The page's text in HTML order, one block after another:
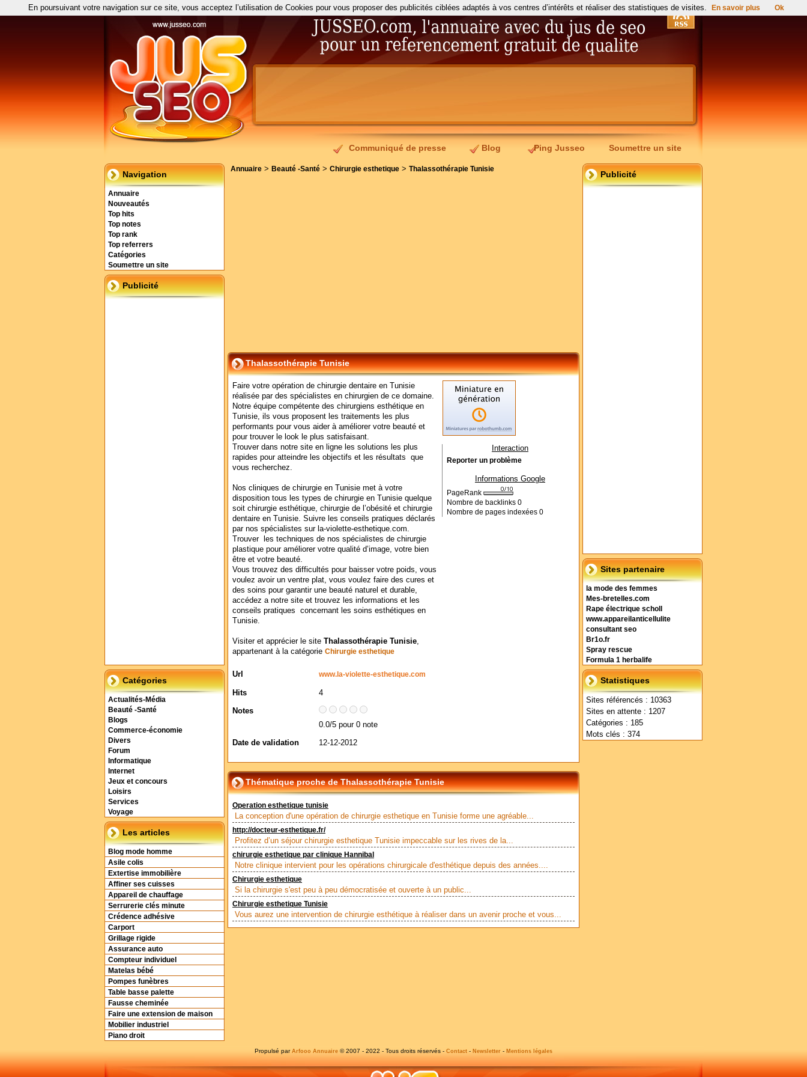
Communiqué de presse Blog Ping Jusseo Soumettre un site
Navigation
Annuaire
Nouveautés
Top hits
Top notes
Top rank
Top referrers
Catégories
Soumettre un site
Publicité
Catégories
Actualités-Média
Beauté -Santé
Blogs
Commerce-économie
Divers
Forum
Informatique
Internet
Jeux et concours
Loisirs
Services
Voyage
Les articles
Blog mode homme
Asile colis
Extertise immobilière
Affiner ses cuisses
Appareil de chauffage
Serrurerie clés minute
Crédence adhésive
Carport
Grillage rigide
Assurance auto
Compteur individuel
Matelas bébé
Pompes funèbres
Table basse palette
Fausse cheminée
Faire une extension de maison
Mobilier industriel
Piano droit
Publicité
Sites partenaire
la mode des femmes
Mes-bretelles.com
Rape électrique scholl
www.appareilanticellulite
consultant seo
Br1o.fr
Spray rescue
Formula 1 herbalife
Statistiques
Sites référencés : 10363
Sites en attente : 1207
Catégories : 185
Mots clés : 374
Annuaire > Beauté -Santé > Chirurgie esthetique > Thalassothérapie Tunisie
Thalassothérapie Tunisie
Faire votre opération de chirurgie dentaire en Tunisie
réalisée par des spécialistes en chirurgien de ce domaine.
Notre équipe compétente des chirurgiens esthétique en
Tunisie, ils vous proposent les traitements les plus
performants pour vous aider à améliorer votre beauté et
pour trouver le look le plus satisfaisant.
Trouver dans notre site en ligne les solutions les plus
rapides pour atteindre les objectifs et les résultats que
vous recherchez.
Nos cliniques de chirurgie en Tunisie met à votre
disposition tous les types de chirurgie en Tunisie quelque
soit chirurgie esthétique, chirurgie de l’obésité et chirurgie
dentaire en Tunisie. Suivre les conseils pratiques déclarés
par nos spécialistes sur la-violette-esthetique.com.
Trouver les techniques de nos spécialistes de chirurgie
plastique pour améliorer votre qualité d’image, votre bien
être et votre beauté.
Vous trouvez des difficultés pour baisser votre poids, vous
voulez avoir un ventre plat, vous voulez faire des cures et
des soins pour garantir une beauté naturel et durable,
accédez a notre site et trouvez les informations et les
conseils pratiques concernant les soins esthétiques en
Tunisie.
Visiter et apprécier le site Thalassothérapie Tunisie,
appartenant à la catégorie Chirurgie esthetique
Url www.la-violette-esthetique.com
Hits
4
Notes
0.0/5 pour 0 note
Date de validation
12-12-2012
Interaction
Reporter un problème
Informations Google
PageRank
Nombre de backlinks 0
Nombre de pages indexées 0
Thématique proche de Thalassothérapie Tunisie
Operation esthetique tunisie
La conception d'une opération de chirurgie esthetique en Tunisie forme une agréable...
http://docteur-esthetique.fr/
Profitez d’un séjour chirurgie esthetique Tunisie impeccable sur les rives de la...
chirurgie esthetique par clinique Hannibal
Notre clinique intervient pour les opérations chirurgicale d'esthétique depuis des années....
Chirurgie esthetique
Si la chirurgie s'est peu à peu démocratisée et ouverte à un public...
Chirurgie esthetique Tunisie
Vous aurez une intervention de chirurgie esthétique à réaliser dans un avenir proche et vous...
Propulsé par Arfooo Annuaire © 2007 - 2022 - Tous droits réservés - Contact - Newsletter - Mentions légales
En poursuivant votre navigation sur ce site, vous acceptez l’utilisation de Cookies pour vous proposer des publicités ciblées adaptés à vos centres d’intérêts et réaliser des statistiques de visites. En savoir plus Ok